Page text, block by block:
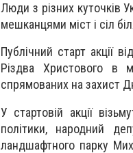
Люди з різних куточків
мешканцями міст і сіл
Публічний старт акції
Різдва Христового в
спрямованих на захист
У стартовій акції
політики, народний
ландшафтного парку